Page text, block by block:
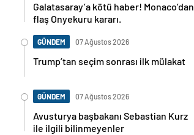
Galatasaray’a kötü haber! Monaco’dan
flaş Onyekuru kararı.
GÜNDEM 07 Ağustos 2026
Trump’tan seçim sonrası ilk mülakat
GÜNDEM 07 Ağustos 2026
Avusturya başbakanı Sebastian Kurz
ile ilgili bilinmeyenler